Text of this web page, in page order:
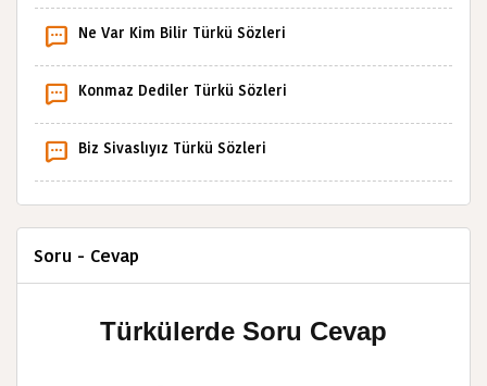
Ne Var Kim Bilir Türkü Sözleri
Konmaz Dediler Türkü Sözleri
Biz Sivaslıyız Türkü Sözleri
Soru - Cevap
Türkülerde Soru Cevap